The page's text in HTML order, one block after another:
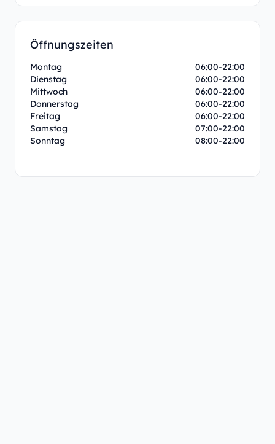
Öffnungszeiten
Montag
06:00-22:00
Dienstag
06:00-22:00
Mittwoch
06:00-22:00
Donnerstag
06:00-22:00
Freitag
06:00-22:00
Samstag
07:00-22:00
Sonntag
08:00-22:00